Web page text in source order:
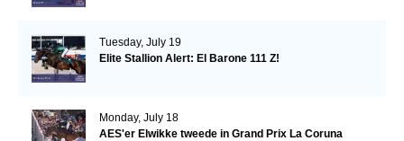
Tuesday, July 19
Elite Stallion Alert: El Barone 111 Z!
Monday, July 18
AES'er Elwikke tweede in Grand Prix La Coruna